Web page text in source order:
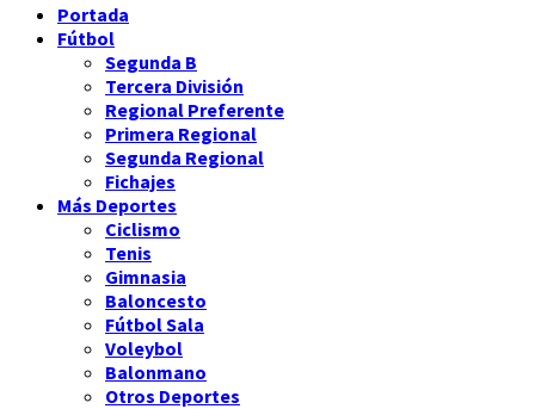
Portada
Fútbol
Segunda B
Tercera División
Regional Preferente
Primera Regional
Segunda Regional
Fichajes
Más Deportes
Ciclismo
Tenis
Gimnasia
Baloncesto
Fútbol Sala
Voleybol
Balonmano
Otros Deportes